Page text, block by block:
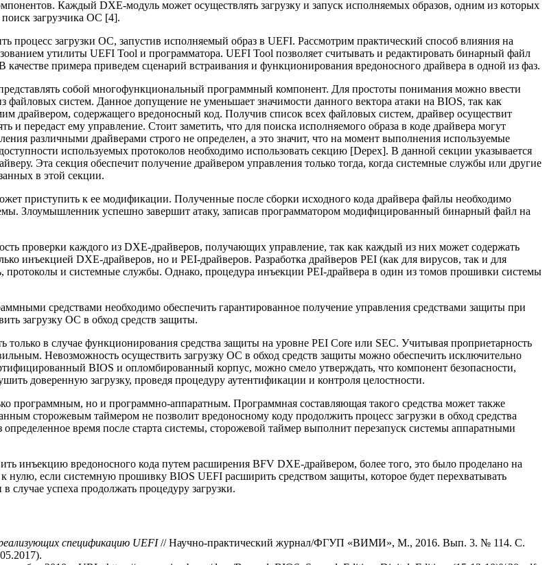
Каждый DXE-модуль может осуществлять загрузку и запуск исполняемых образов, одним из которых
загрузчика ОС [4].
процесс загрузки ОС, запустив исполняемый образ в UEFI. Рассмотрим практический способ влияния на
утилиты UEFI Tool и программатора. UEFI Tool позволяет считывать и редактировать бинарный файл
примера приведем сценарий встраивания и функционирования вредоносного драйвера в одной из фаз.
собой многофункциональный программный компонент. Для простоты понимания можно ввести
систем. Данное допущение не уменьшает значимости данного вектора атаки на BIOS, так как
драйвером, содержащего вредоносный код. Получив список всех файловых систем, драйвер осуществит
и передаст ему управление. Стоит заметить, что для поиска исполняемого образа в коде драйвера могут
различными драйверами строго не определен, а это значит, что на момент выполнения используемые
используемых протоколов необходимо использовать секцию [Depex]. В данной секции указывается
Эта секция обеспечит получение драйвером управления только тогда, когда системные службы или другие
в этой секции.
приступить к ее модификации. Полученные после сборки исходного кода драйвера файлы необходимо
Злоумышленник успешно завершит атаку, записав программатором модифицированный бинарный файл на
проверки каждого из DXE-драйверов, получающих управление, так как каждый из них может содержать
инъекцией DXE-драйверов, но и PEI-драйверов. Разработка драйверов PEI (как для вирусов, так и для
протоколы и системные службы. Однако, процедура инъекции PEI-драйвера в один из томов прошивки системы
средствами необходимо обеспечить гарантированное получение управления средствами защиты при
загрузку ОС в обход средств защиты.
в случае функционирования средства защиты на уровне PEI Core или SEC. Учитывая проприетарность
Невозможность осуществить загрузку ОС в обход средств защиты можно обеспечить исключительно
BIOS и опломбированный корпус, можно смело утверждать, что компонент безопасности,
доверенную загрузку, проведя процедуру аутентификации и контроля целостности.
программным, но и программно-аппаратным. Программная составляющая такого средства может также
сторожевым таймером не позволит вредоносному коду продолжить процесс загрузки в обход средства
время после старта системы, сторожевой таймер выполнит перезапуск системы аппаратными
инъекцию вредоносного кода путем расширения BFV DXE-драйвером, более того, это было проделано на
нулю, если системную прошивку BIOS UEFI расширить средством защиты, которое будет перехватывать
случае успеха продолжать процедуру загрузки.
спецификацию UEFI// Научно-практический журнал/ФГУП «ВИМИ», М., 2016. Вып. 3. № 114. С.